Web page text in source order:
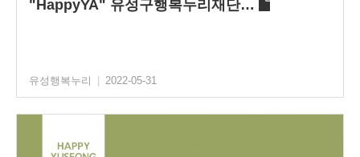
"HappyYA" 유성구행복누리재단…
유성행복누리 2022-05-31